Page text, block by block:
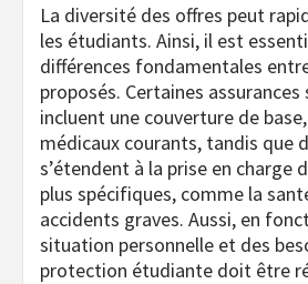
La diversité des offres peut
les étudiants. Ainsi, il est
différences fondamentales
proposés. Certaines
incluent une couverture de
médicaux courants, tandis que
s’étendent à la prise en charge
plus spécifiques, comme la
accidents graves. Aussi, en
situation personnelle et des
protection étudiante doit être